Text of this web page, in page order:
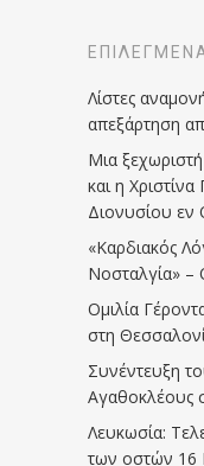
Λίστες
απεξάρτηση
Μια
και η
Διονυσίου
«Καρδιακός
Νοσταλγία» –
Ομιλία
στη
Συνέντευξη
Αγαθοκλέους
Λευκωσία:
των οστών 16